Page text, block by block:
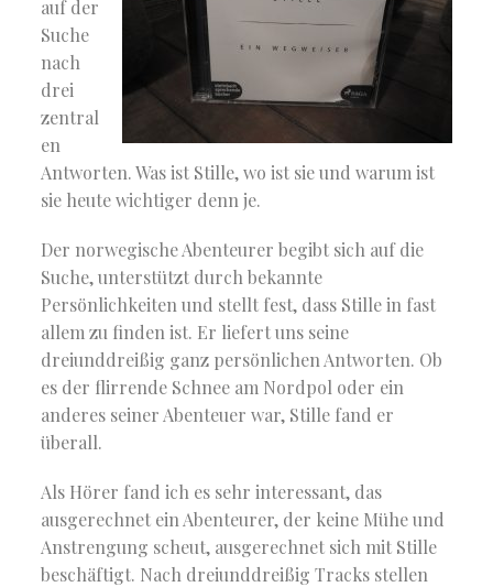
auf der
Suche
nach
drei
zentral
en
Antworten. Was ist Stille, wo ist sie und warum ist
sie heute wichtiger denn je.
Der norwegische Abenteurer begibt sich auf die
Suche, unterstützt durch bekannte
Persönlichkeiten und stellt fest, dass Stille in fast
allem zu finden ist. Er liefert uns seine
dreiunddreißig ganz persönlichen Antworten. Ob
es der flirrende Schnee am Nordpol oder ein
anderes seiner Abenteuer war, Stille fand er
überall.
Als Hörer fand ich es sehr interessant, das
ausgerechnet ein Abenteurer, der keine Mühe und
Anstrengung scheut, ausgerechnet sich mit Stille
beschäftigt. Nach dreiunddreißig Tracks stellen